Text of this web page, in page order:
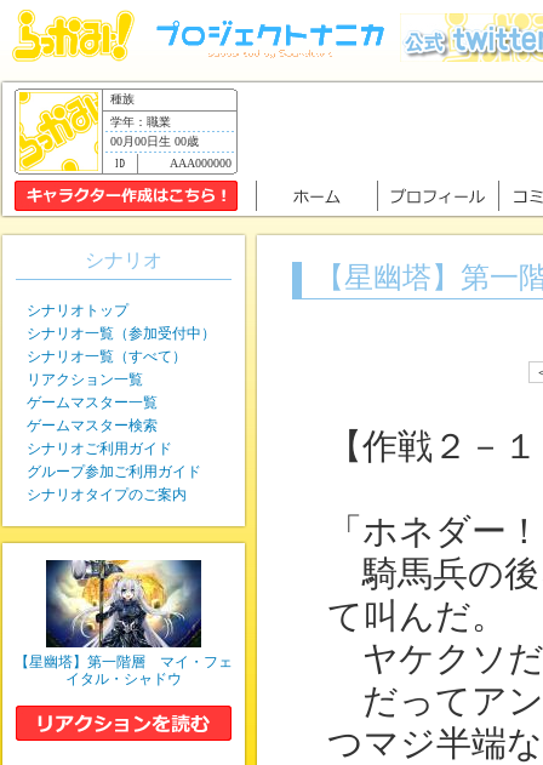
種族
学年：職業
00月00日生 00歳
AAA000000
【星幽塔】第
【作戦２－
「ホネダー
騎馬兵の
て叫んだ。
ヤケクソ
だってア
つマジ半端
シナリオ
シナリオトップ
シナリオ一覧（参加受付中）
シナリオ一覧（すべて）
リアクション一覧
ゲームマスター一覧
ゲームマスター検索
シナリオご利用ガイド
グループ参加ご利用ガイド
シナリオタイプのご案内
【星幽塔】第一階層 マイ・フェ
イタル・シャドウ